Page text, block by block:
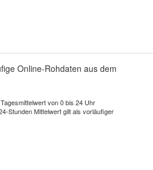
Online-Rohdaten aus dem
von 0 bis 24 Uhr
Stunden Mittelwert gilt als vorläufiger